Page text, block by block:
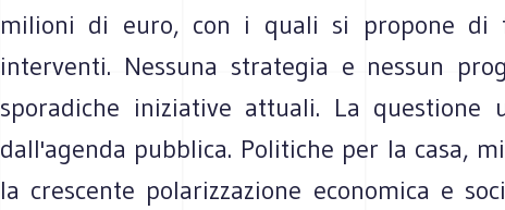
milioni di euro, con i quali si propone di
interventi. Nessuna strategia e nessun
sporadiche iniziative attuali. La questione
dall'agenda pubblica. Politiche per la casa,
la crescente polarizzazione economica e